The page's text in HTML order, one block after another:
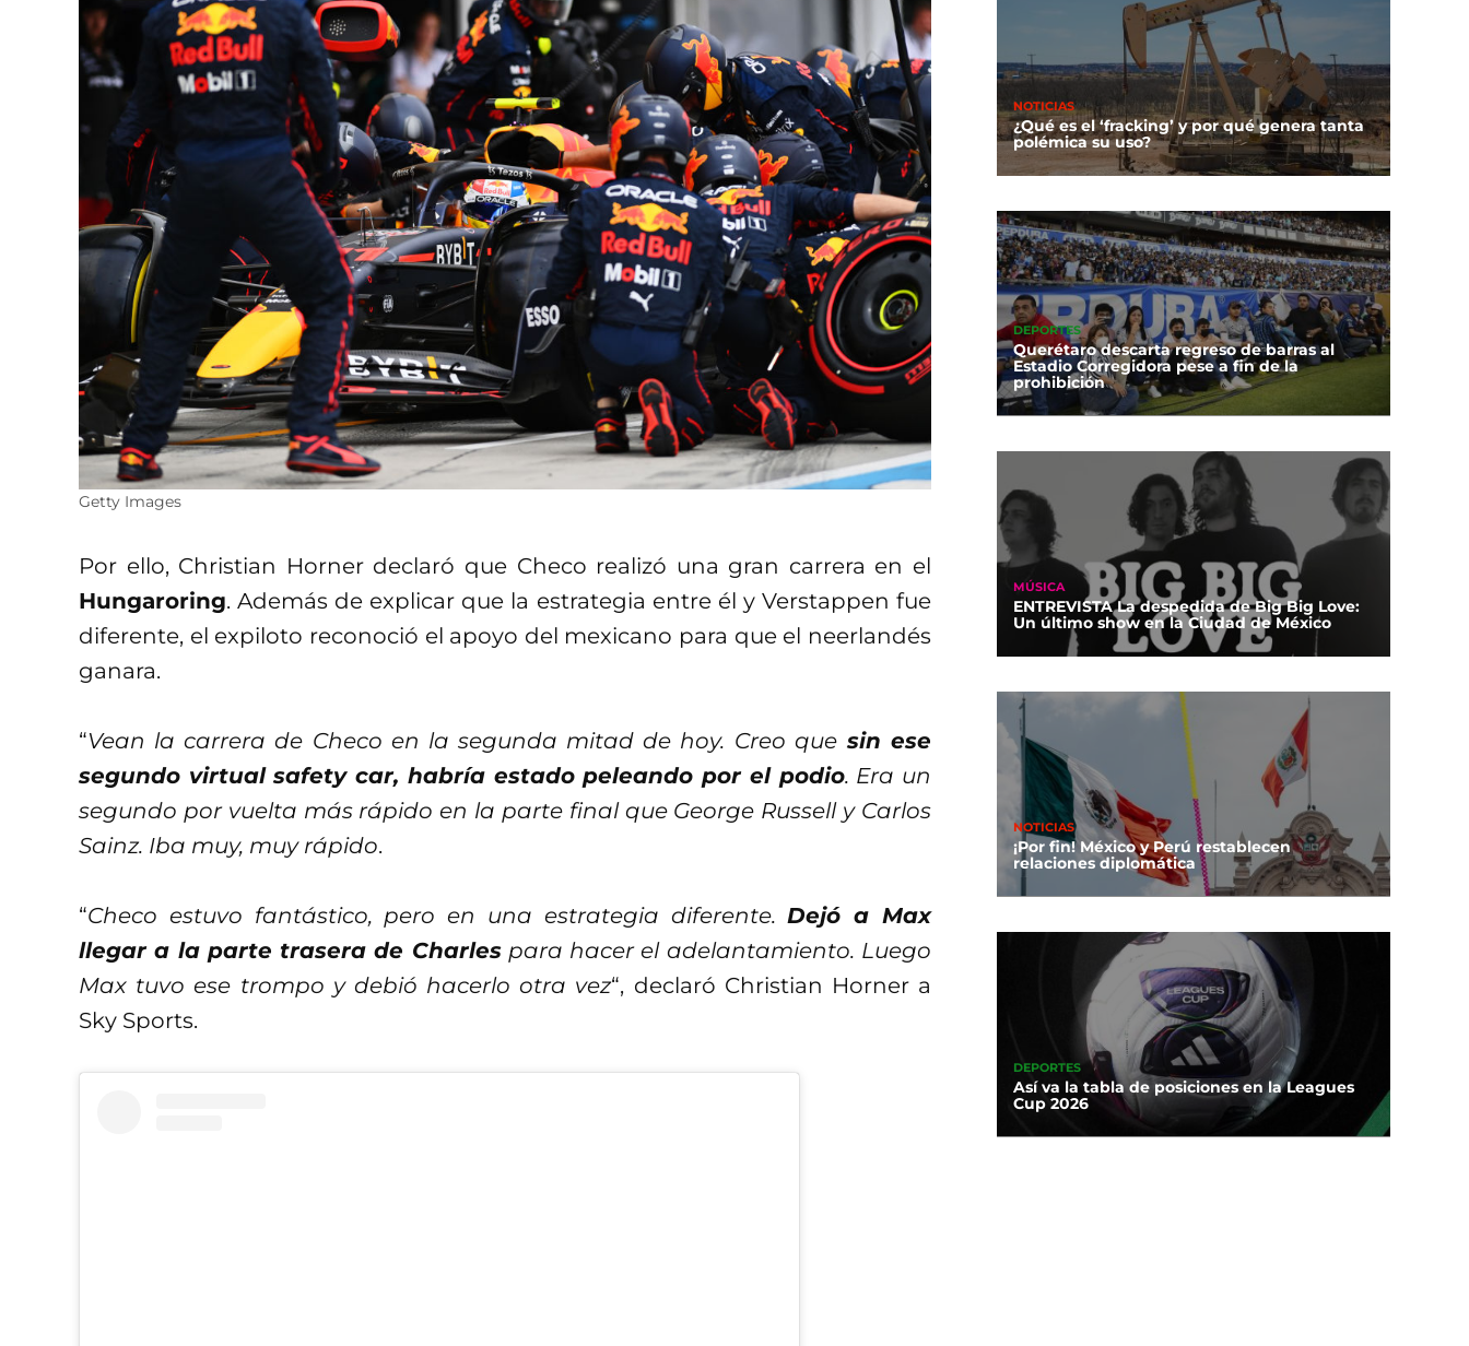
Getty Images
Por ello, Christian Horner declaró que Checo realizó una gran carrera en el
Hungaroring. Además de explicar que la estrategia entre él y Verstappen fue
diferente, el expiloto reconoció el apoyo del mexicano para que el neerlandés
ganara.
“Vean la carrera de Checo en la segunda mitad de hoy. Creo quesin ese
segundo virtual safety car, habría estado peleando por el podio. Era un
segundo por vuelta más rápido en la parte final que George Russell y Carlos
Sainz. Iba muy, muy rápido.
“Checo estuvo fantástico, pero en una estrategia diferente.Dejó a Max
llegar a la parte trasera de Charlespara hacer el adelantamiento. Luego
Max tuvo ese trompo y debió hacerlo otra vez“, declaró Christian Horner a
Sky Sports.
NOTICIAS
¿Qué es el ‘fracking’ y por qué genera tanta
polémica su uso?
DEPORTES
Querétaro descarta regreso de barras al
Estadio Corregidora pese a fin de la
prohibición
MÚSICA
ENTREVISTA La despedida de Big Big Love:
Un último show en la Ciudad de México
NOTICIAS
¡Por fin! México y Perú restablecen
relaciones diplomática
DEPORTES
Así va la tabla de posiciones en la Leagues
Cup 2026